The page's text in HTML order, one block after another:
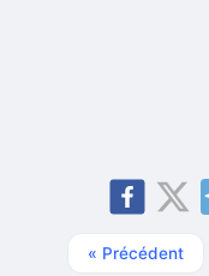
« Précédent